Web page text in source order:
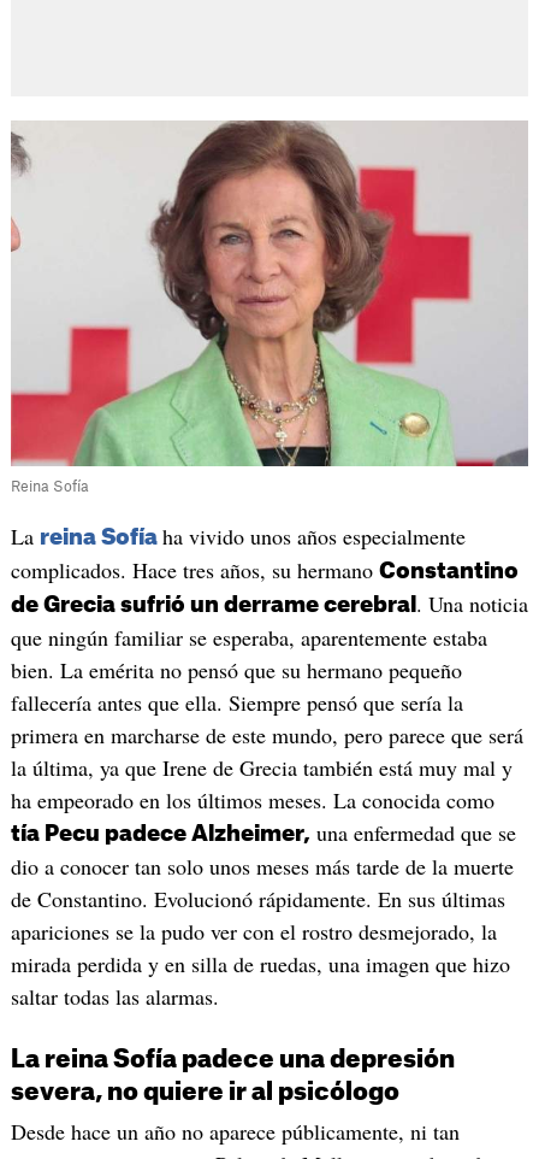
Reina Sofía
La reina Sofía ha vivido unos años especialmente
complicados. Hace tres años, su hermano Constantino
de Grecia sufrió un derrame cerebral . Una noticia
que ningún familiar se esperaba, aparentemente estaba
bien. La emérita no pensó que su hermano pequeño
fallecería antes que ella. Siempre pensó que sería la
primera en marcharse de este mundo, pero parece que será
la última, ya que Irene de Grecia también está muy mal y
ha empeorado en los últimos meses. La conocida como
tía Pecu padece Alzheimer, una enfermedad que se
dio a conocer tan solo unos meses más tarde de la muerte
de Constantino. Evolucionó rápidamente. En sus últimas
apariciones se la pudo ver con el rostro desmejorado, la
mirada perdida y en silla de ruedas, una imagen que hizo
saltar todas las alarmas.
La reina Sofía padece una depresión
severa, no quiere ir al psicólogo
Desde hace un año no aparece públicamente, ni tan